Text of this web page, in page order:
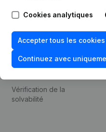
Cookies analytiques
Accepter tous les cookies
Continuez avec
de la fraude
Consulter des comptes
annuels
Recherche de numéro de
Vérification de la
solvabilité